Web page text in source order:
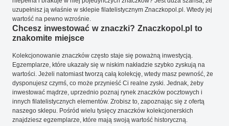
uzupełnisz ją właśnie w sklepie filatelistycznym Znaczkopol.pl. Wtedy jej
wartość na pewno wzrośnie.
Chcesz inwestować w znaczki? Znaczkopol.pl to
znakomite miejsce
Kolekcjonowanie znaczków często staje się poważną inwestycją.
Egzemplarze, które ukazały się w niskim nakładzie szybko zyskują na
wartości. Jeżeli natomiast tworzą całą kolekcję, wtedy masz pewność, że
dysponujesz czymś, co może przynieść Ci realne zyski. Jednak, żeby
inwestować mądrze, uprzednio poznaj rynek znaczków pocztowych i
innych filatelistycznych elementów. Zrobisz to, zapoznając się z ofertą
naszego sklepu. Pośród wielu tysięcy znaczków kolekcjonerskich
znajdziesz egzemplarze, które mają swoją wartość historyczną.